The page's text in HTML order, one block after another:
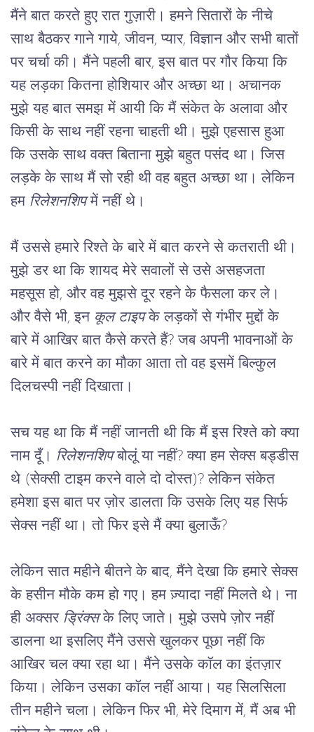
मैंने बात करते हुए रात गुज़ारी। हमने सितारों के नीचे
साथ बैठकर गाने गाये, जीवन, प्यार, विज्ञान और सभी बातों
पर चर्चा की। मैंने पहली बार, इस बात पर गौर किया कि
यह लड़का कितना होशियार और अच्छा था। अचानक
मुझे यह बात समझ में आयी कि मैं संकेत के अलावा और
किसी के साथ नहीं रहना चाहती थी। मुझे एहसास हुआ
कि उसके साथ वक्त बिताना मुझे बहुत पसंद था। जिस
लड़के के साथ मैं सो रही थी वह बहुत अच्छा था। लेकिन
हम रिलेशनशिप में नहीं थे।
मैं उससे हमारे रिश्ते के बारे में बात करने से कतराती थी।
मुझे डर था कि शायद मेरे सवालों से उसे असहजता
महसूस हो, और वह मुझसे दूर रहने के फैसला कर ले।
और वैसे भी, इन कूल टाइप के लड़कों से गंभीर मुद्दों के
बारे में आखिर बात कैसे करते हैं? जब अपनी भावनाओं के
बारे में बात करने का मौका आता तो वह इसमें बिल्कुल
दिलचस्पी नहीं दिखाता।
सच यह था कि मैं नहीं जानती थी कि मैं इस रिश्ते को क्या
नाम दूँ। रिलेशनशिप बोलूं या नहीं? क्या हम सेक्स बड्डीस
थे (सेक्सी टाइम करने वाले दो दोस्त)? लेकिन संकेत
हमेशा इस बात पर ज़ोर डालता कि उसके लिए यह सिर्फ
सेक्स नहीं था। तो फिर इसे मैं क्या बुलाऊँ?
लेकिन सात महीने बीतने के बाद, मैंने देखा कि हमारे सेक्स
के हसीन मौके कम हो गए। हम ज़्यादा नहीं मिलते थे। ना
ही अक्सर ड्रिंक्स के लिए जाते। मुझे उसपे ज़ोर नहीं
डालना था इसलिए मैंने उससे खुलकर पूछा नहीं कि
आखिर चल क्या रहा था। मैंने उसके कॉल का इंतज़ार
किया। लेकिन उसका कॉल नहीं आया। यह सिलसिला
तीन महीने चला। लेकिन फिर भी, मेरे दिमाग में, मैं अब भी